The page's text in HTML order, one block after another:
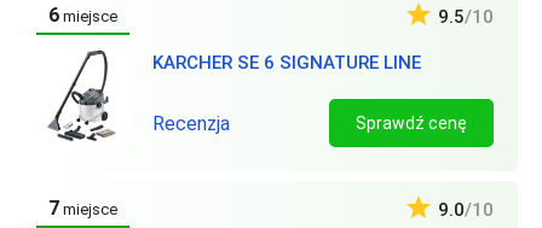
6 miejsce
KARCHER SE 6 SIGNATURE LINE
9.5/10
Recenzja Sprawdź cenę
7 miejsce 9.0/10